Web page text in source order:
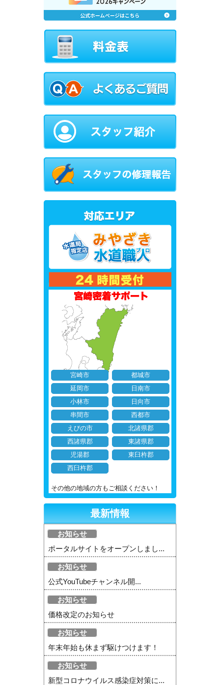
宮崎市
都城市
延岡市
日南市
小林市
日向市
串間市
西都市
えびの市
北諸県郡
西諸県郡
東諸県郡
児湯郡
東臼杵郡
西臼杵郡
その他の地域の方もご相談ください！
最新情報
お知らせ
ポータルサイトをオープンしまし...
お知らせ
公式YouTubeチャンネル開...
お知らせ
価格改定のお知らせ
お知らせ
年末年始も休まず駆けつけます！
お知らせ
新型コロナウイルス感染症対策に...